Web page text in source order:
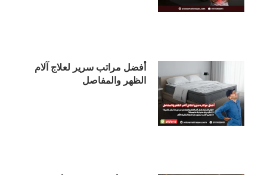
أفضل مراتب سرير لعلاج آلام
الظهر والمفاصل